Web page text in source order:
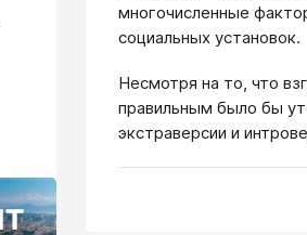
многочисленные
социальных установок.
Несмотря на то, что
правильным было бы
экстраверсии и